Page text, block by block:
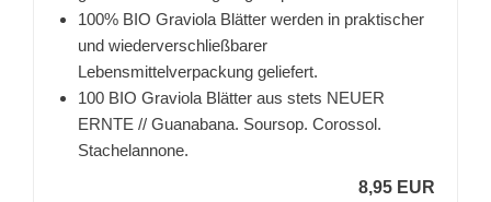
100% BIO Graviola Blätter werden in praktischer
und wiederverschließbarer
Lebensmittelverpackung geliefert.
100 BIO Graviola Blätter aus stets NEUER
ERNTE // Guanabana. Soursop. Corossol.
Stachelannone.
8,95 EUR